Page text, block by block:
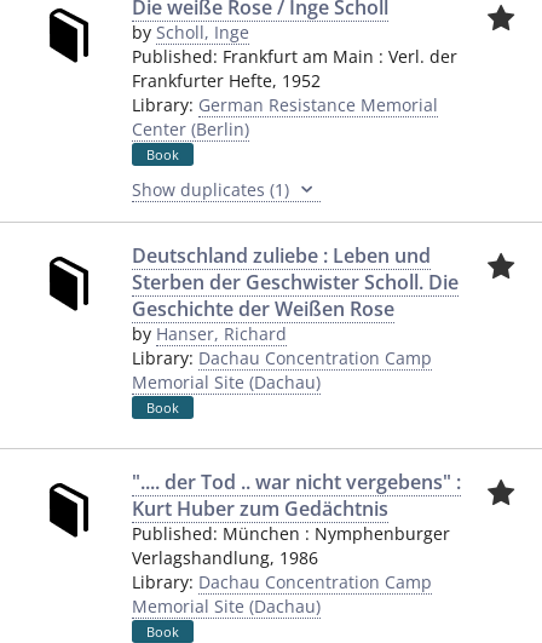
Die weiße Rose / Inge Scholl
by Scholl, Inge
Published: Frankfurt am Main : Verl. der
Frankfurter Hefte, 1952
Library: German Resistance Memorial
Center (Berlin)
Book
Show duplicates (1)
Deutschland zuliebe : Leben und
Sterben der Geschwister Scholl. Die
Geschichte der Weißen Rose
by Hanser, Richard
Library: Dachau Concentration Camp
Memorial Site (Dachau)
Book
".... der Tod .. war nicht vergebens" :
Kurt Huber zum Gedächtnis
Published: München : Nymphenburger
Verlagshandlung, 1986
Library: Dachau Concentration Camp
Memorial Site (Dachau)
Book